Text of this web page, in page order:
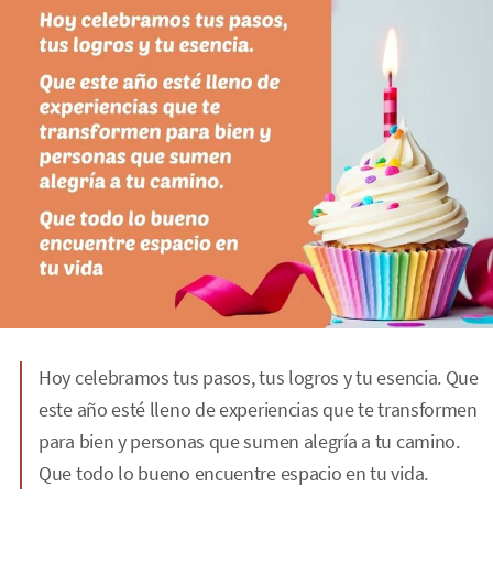
Hoy celebramos tus pasos, tus logros y tu esencia. Que
este año esté lleno de experiencias que te transformen
para bien y personas que sumen alegría a tu camino.
Que todo lo bueno encuentre espacio en tu vida.